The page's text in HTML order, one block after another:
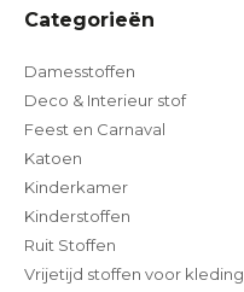
Categorieën
Damesstoffen
Deco & Interieur stof
Feest en Carnaval
Katoen
Kinderkamer
Kinderstoffen
Ruit Stoffen
Vrijetijd stoffen voor kleding